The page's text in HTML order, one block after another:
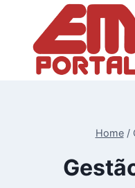
Conteúdo
Home /